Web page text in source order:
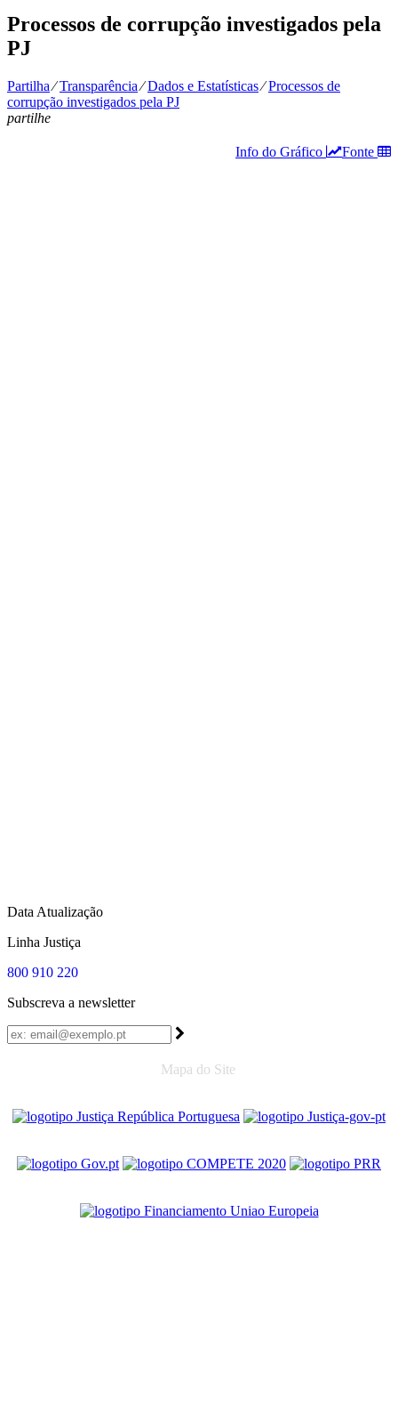
Processos de corrupção investigados pela
PJ
Partilha⁄Transparência⁄Dados e Estatísticas⁄Processos de
corrupção investigados pela PJ
partilhe
Fonte
Info do Gráfico
Data Atualização
Linha Justiça
800 910 220
Subscreva a newsletter
Mapa do Site